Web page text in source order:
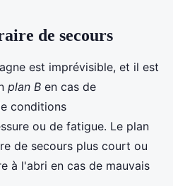
de secours
est imprévisible, et il est
plan B en cas de
conditions
ou de fatigue. Le plan
de secours plus court ou
à l'abri en cas de mauvais